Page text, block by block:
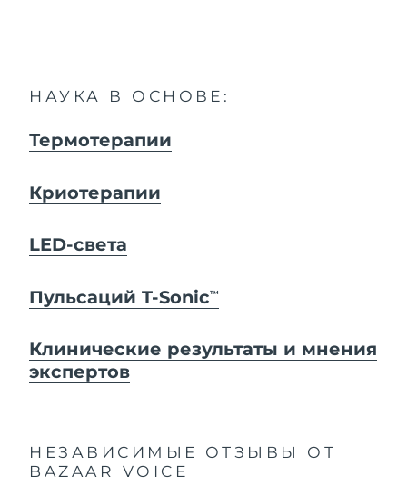
НАУКА В ОСНОВЕ:
Термотерапии
Криотерапии
LED-света
Пульсаций T-SonicTM
Клинические результаты и мнения
экспертов
НЕЗАВИСИМЫЕ ОТЗЫВЫ
ОТ
BAZAAR VOICE